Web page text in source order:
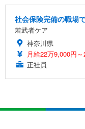
社会保険完備の職場
若武者ケア
神奈川県
月給22万9,000円
正社員